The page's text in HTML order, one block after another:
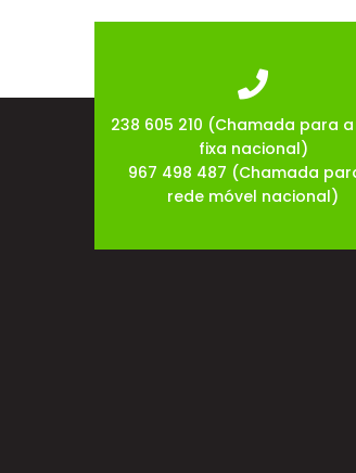
238 605 210 (Chamada para
fixa nacional)
967 498 487 (Chamada
rede móvel nacional)